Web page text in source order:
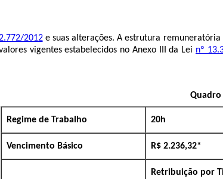
2012e suas alterações. A estrutura remuneratória
vigentes estabelecidos no Anexo III da Lei nº
Quadro
Regime de Trabalho 20h
Vencimento Básico R$ 2.236,32*
Retribuição por